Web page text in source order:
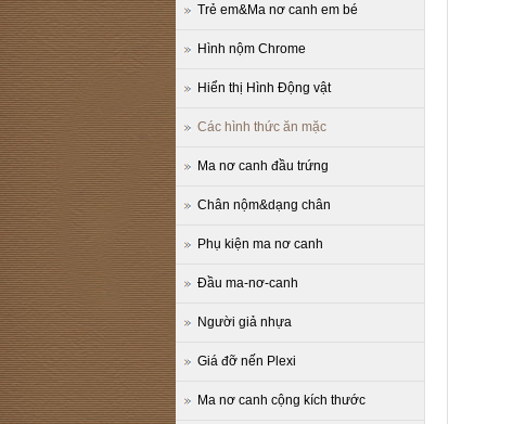
Trẻ em&Ma nơ canh em bé
Hình nộm Chrome
Hiển thị Hình Động vật
Các hình thức ăn mặc
Ma nơ canh đầu trứng
Chân nộm&dạng chân
Phụ kiện ma nơ canh
Đầu ma-nơ-canh
Người giả nhựa
Giá đỡ nến Plexi
Ma nơ canh cộng kích thước